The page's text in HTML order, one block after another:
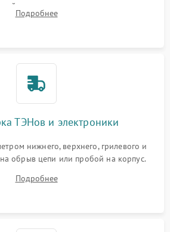
панели для прямого доступа к
элементам, плате и вентиляторам.
Подробнее
ТЭНов и электроники
нижнего, верхнего, грилевого и
обрыв цепи или пробой на корпус.
датчиков температуры,
режимов и мотора конвекции.
Подробнее